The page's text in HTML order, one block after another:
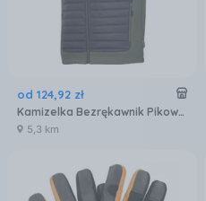
od 124,92 zł
Kamizelka Bezrękawnik Pikowany Lahti Pro L41318
5,3 km